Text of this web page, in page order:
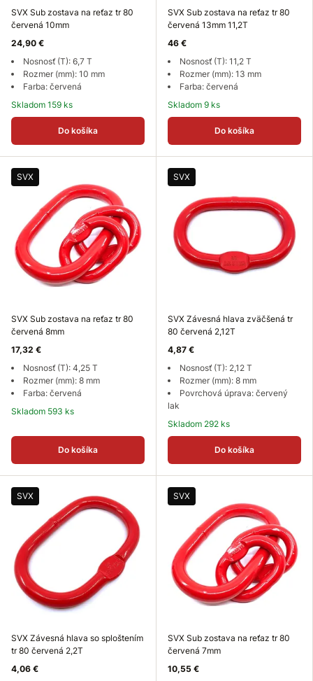
SVX Sub zostava na reťaz tr 80
červená 10mm
24,90 €
Nosnosť (T): 6,7 T
Rozmer (mm): 10 mm
Farba: červená
Skladom 159 ks
Do košíka
SVX Sub zostava na reťaz tr 80
červená 13mm 11,2T
46 €
Nosnosť (T): 11,2 T
Rozmer (mm): 13 mm
Farba: červená
Skladom 9 ks
Do košíka
SVX
SVX Sub zostava na reťaz tr 80
červená 8mm
17,32 €
Nosnosť (T): 4,25 T
Rozmer (mm): 8 mm
Farba: červená
Skladom 593 ks
Do košíka
SVX
SVX Závesná hlava zväčšená tr
80 červená 2,12T
4,87 €
Nosnosť (T): 2,12 T
Rozmer (mm): 8 mm
Povrchová úprava: červený
lak
Skladom 292 ks
Do košíka
SVX
SVX Závesná hlava so sploštením
tr 80 červená 2,2T
4,06 €
SVX
SVX Sub zostava na reťaz tr 80
červená 7mm
10,55 €